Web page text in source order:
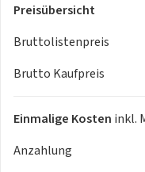
- 180-Grad-
- Digitaler
- und viele mehr
Dieses Fahrzeug wird
geführt. Es handelt sich
Preisübersicht
Bruttolistenpreis
Brutto Kaufpreis
Einmalige Kosten inkl.
Anzahlung